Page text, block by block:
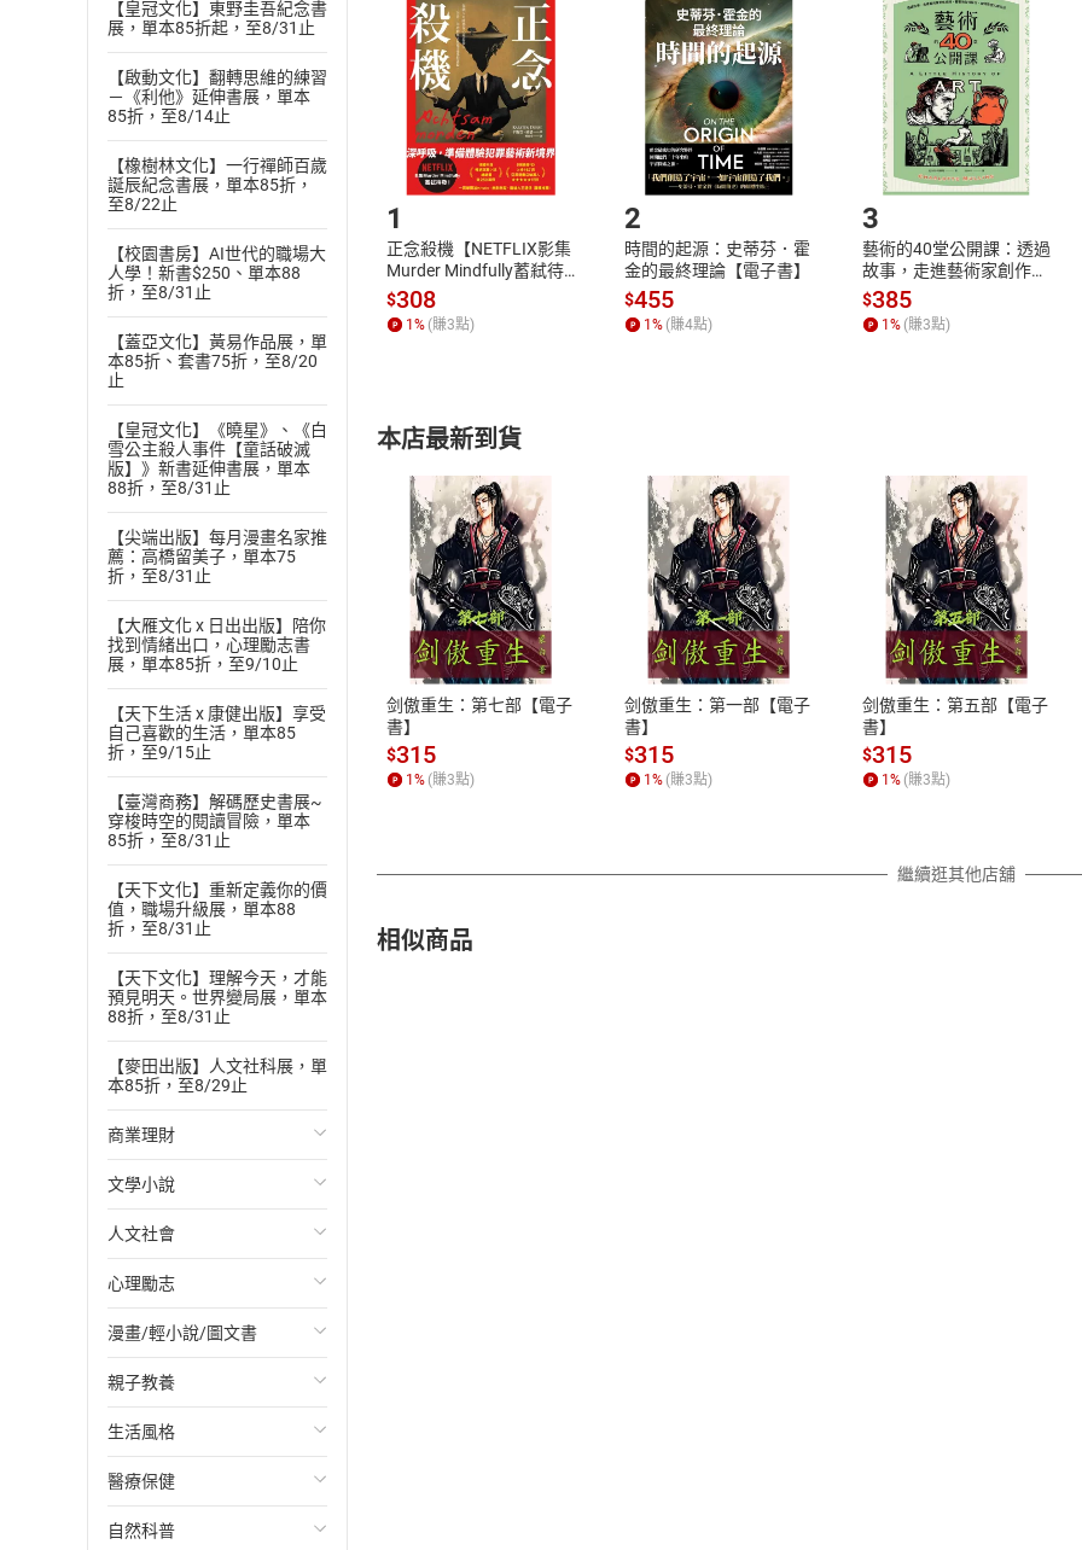
【皇冠文化】東野圭吾紀念書
展，單本85折起，至8/31止
【啟動文化】翻轉思維的練習
－《利他》延伸書展，單本
85折，至8/14止
【橡樹林文化】一行禪師百歲
誕辰紀念書展，單本85折，
至8/22止
【校園書房】AI世代的職場大
人學！新書$250、單本88
折，至8/31止
【蓋亞文化】黃易作品展，單
本85折、套書75折，至8/20
止
【皇冠文化】《曉星》、《白
雪公主殺人事件【童話破滅
版】》新書延伸書展，單本
88折，至8/31止
【尖端出版】每月漫畫名家推
薦：高橋留美子，單本75
折，至8/31止
【大雁文化 x 日出出版】陪你
找到情緒出口，心理勵志書
展，單本85折，至9/10止
【天下生活 x 康健出版】享受
自己喜歡的生活，單本85
折，至9/15止
【臺灣商務】解碼歷史書展~
穿梭時空的閱讀冒險，單本
85折，至8/31止
【天下文化】重新定義你的價
值，職場升級展，單本88
折，至8/31止
【天下文化】理解今天，才能
預見明天。世界變局展，單本
88折，至8/31止
【麥田出版】人文社科展，單
本85折，至8/29止
商業理財
投資理財
經濟/趨勢
財務/金融
管理/領導
職場工作術
成功法
行銷/廣告
傳記
文學小說
歐美文學
日本文學
韓國文學
華文文學
經典文學
成長/家庭生活小說
懸疑/推理小說
人文社會
國際關係
政治
社會科學
台灣/中國歷史
日/韓歷史
其他歷史/史學
心理勵志
心靈成長/情緒
人際關係
兩性關係
心理學
漫畫/輕小說/圖文書
輕小說
奇幻/科幻
愛情故事
職場/社會寫實
親子教養
教育現場
兒童文學/故事
兒童科普/學習
生活風格
飲食/食譜
健身/美顏
醫療保健
健康/養生
自然科普
退貨方式：您欲取消訂單或辦理退貨時，請登入樂天市場，並於「我的訂單
貨」，本店鋪將依您的申請進行審核，待審核通過後將為您辦理退款事宜。
請注意，樂天市場須以整筆訂單為單位進行取消/退貨，恕無法以單支商品取
Choose Shopping cart Login
購書後，如何開始使用？
Step1.選擇閱讀載具 Step2.登入
付款方式
ATM轉帳、信用卡、LINE PAY、AFTEE
退換貨規範
本店是否提供消費者保護法七日猶
之權利，遽消費者保護法及通訊交
除權合理例外情事適用準則，依商
質各有不同規定。詳細退換貨說明
照各商品說明。
1
正念殺機【NETFLIX影集
Murder Mindfully蓄弒待
發】【電子書】
$308
1% (賺3點)
2
時間的起源：史蒂芬．霍
金的最終理論【電子書】
$455
1% (賺4點)
3
藝術的40堂公開課：透過
故事，走進藝術家創作現
場，看藝術如何誕生、如
何形塑人類生活【電子
書】
$385
1% (賺3點)
本店最新到貨
剑傲重生：第七部【電子
書】
$315
1 % (賺3點)
剑傲重生：第一部【電子
書】
$315
1 % (賺3點)
剑傲重生：第五部【電子
書】
$315
1 % (賺3點)
繼續逛其他店舖
相似商品